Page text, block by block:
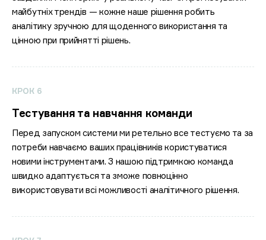
майбутніх трендів — кожне наше рішення робить
аналітику зручною для щоденного використання та
цінною при прийнятті рішень.
КРОК 6
Тестування та навчання команди
Перед запуском системи ми ретельно все тестуємо та за
потреби навчаємо ваших працівників користуватися
новими інструментами. З нашою підтримкою команда
швидко адаптується та зможе повноцінно
використовувати всі можливості аналітичного рішення.